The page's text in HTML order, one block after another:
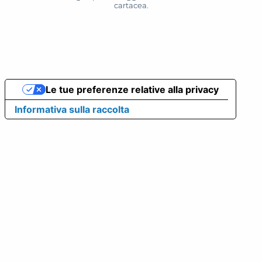
cartacea.
Informativa sulla raccolta
Le tue preferenze relative alla privacy